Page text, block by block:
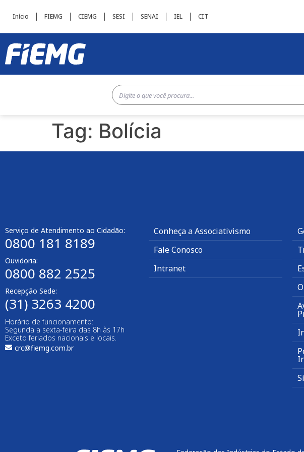
Início FIEMG CIEMG SESI SENAI IEL CIT
Tag: Bolícia
Serviço de Atendimento ao Cidadão:
0800 181 8189
Ouvidoria:
0800 882 2525
Recepção Sede:
(31) 3263 4200
Horário de funcionamento:
Segunda a sexta-feira das 8h às 17h
Exceto feriados nacionais e locais.
crc@fiemg.com.br
Conheça a Associativismo
Fale Conosco
Intranet